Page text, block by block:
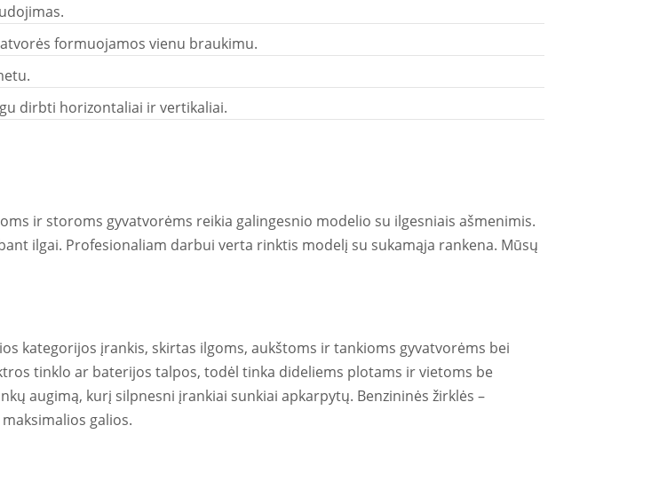
formuojamos vienu braukimu.
dirbti horizontaliai ir vertikaliai.
ir storoms gyvatvorėms reikia galingesnio modelio su ilgesniais ašmenimis.
ilgai. Profesionaliam darbui verta rinktis modelį su sukamąja rankena. Mūsų
kategorijos įrankis, skirtas ilgoms, aukštoms ir tankioms gyvatvorėms bei
tinklo ar baterijos talpos, todėl tinka dideliems plotams ir vietoms be
augimą, kurį silpnesni įrankiai sunkiai apkarpytų. Benzininės žirklės –
galios.